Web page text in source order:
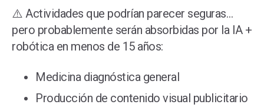
⚠️ Actividades que podrían parecer seguras…
pero probablemente serán absorbidas por la IA +
robótica en menos de 15 años:
Medicina diagnóstica general
Producción de contenido visual publicitario